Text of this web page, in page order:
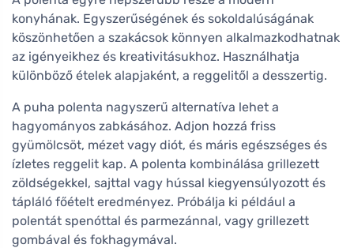
konyhának. Egyszerűségének és sokoldalúságának
köszönhetően a szakácsok könnyen alkalmazkodhatnak
az igényeikhez és kreativitásukhoz. Használhatja
különböző ételek alapjaként, a reggelitől a desszertig.
A puha polenta nagyszerű alternatíva lehet a
hagyományos zabkásához. Adjon hozzá friss
gyümölcsöt, mézet vagy diót, és máris egészséges és
ízletes reggelit kap. A polenta kombinálása grillezett
zöldségekkel, sajttal vagy hússal kiegyensúlyozott és
tápláló főételt eredményez. Próbálja ki például a
polentát spenóttal és parmezánnal, vagy grillezett
gombával és fokhagymával.